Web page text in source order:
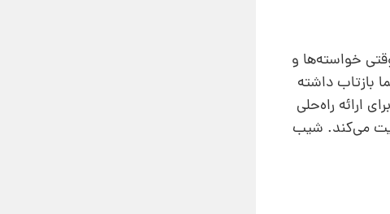
خواسته‌ها و
بازتاب داشته
ارائه راه‌حلی
می‌کند. شیب